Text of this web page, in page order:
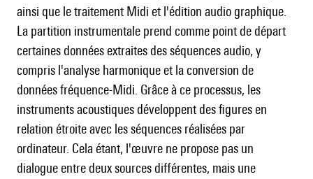
ainsi que le traitement Midi et l'édition audio graphique.
La partition instrumentale prend comme point de départ
certaines données extraites des séquences audio, y
compris l'analyse harmonique et la conversion de
données fréquence-Midi. Grâce à ce processus, les
instruments acoustiques développent des figures en
relation étroite avec les séquences réalisées par
ordinateur. Cela étant, l'œuvre ne propose pas un
dialogue entre deux sources différentes, mais une